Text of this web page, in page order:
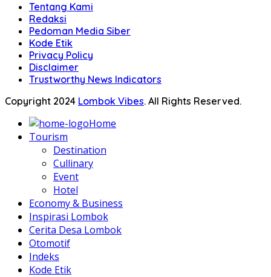
Tentang Kami
Redaksi
Pedoman Media Siber
Kode Etik
Privacy Policy
Disclaimer
Trustworthy News Indicators
Copyright 2024 Lombok Vibes. All Rights Reserved.
Home
Tourism
Destination
Cullinary
Event
Hotel
Economy & Business
Inspirasi Lombok
Cerita Desa Lombok
Otomotif
Indeks
Kode Etik